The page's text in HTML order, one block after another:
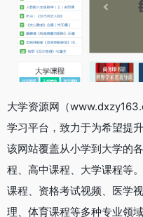
大学资源网（
学习平台，致力于为希望提
该网站覆盖从小学到大学的
程、高中课程、大学课程等
课程、资格考试视频、医学
理、体育课程等多种专业领域